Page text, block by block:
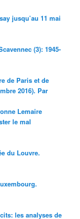
jusqu’au 11 mai
(3): 1945-
de Paris et de
2016). Par
Lemaire
le mal
du Louvre.
les analyses de